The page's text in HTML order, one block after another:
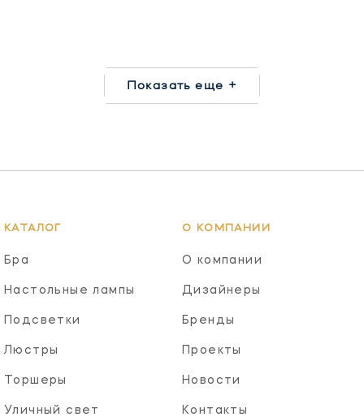
Показать еще +
КАТАЛОГ
Бра
Настольные лампы
Подсветки
Люстры
Торшеры
Уличный свет
О КОМПАНИИ
О компании
Дизайнеры
Бренды
Проекты
Новости
Контакты